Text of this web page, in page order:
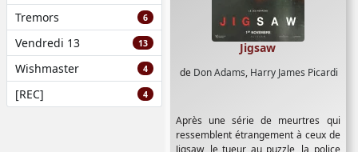
Tremors 6
Vendredi 13 13
Wishmaster 4
[REC] 4
de Don Adams, Harry James Picardi
Jigsaw
Après une série de meurtres qui
ressemblent étrangement à ceux de
Jigsaw, le tueur au puzzle, la police